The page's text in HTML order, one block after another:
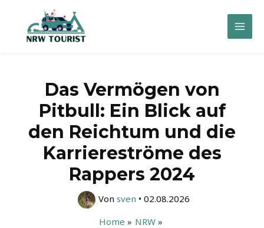
springen
Main
Das Vermögen von
Pitbull: Ein Blick auf
den Reichtum und die
Karriereströme des
Rappers 2024
Von sven • 02.08.2026
Home
NRW